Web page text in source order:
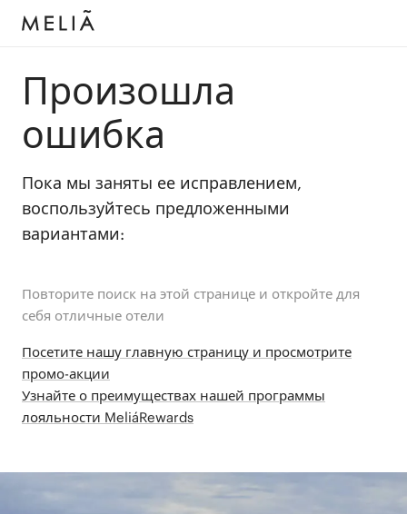
Произошла
ошибка
Пока мы заняты ее исправлением,
воспользуйтесь предложенными
вариантами:
Повторите поиск на этой странице и откройте для
себя отличные отели
Посетите нашу главную страницу и просмотрите
промо-акции
Узнайте о преимуществах нашей программы
лояльности MeliáRewards